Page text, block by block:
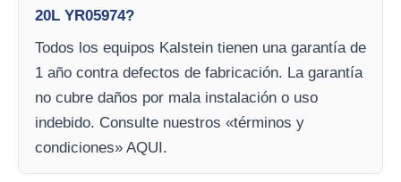
20L YR05974?
Todos los equipos Kalstein tienen una garantía de
1 año contra defectos de fabricación. La garantía
no cubre daños por mala instalación o uso
indebido. Consulte nuestros «términos y
condiciones» AQUI.